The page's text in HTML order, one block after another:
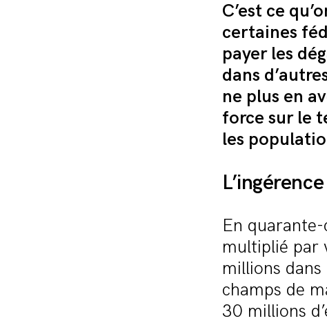
C’est ce
certaines
payer les
dans
ne plus en
force sur le
les
En
multiplié par
millions dans
champs de
30 millions